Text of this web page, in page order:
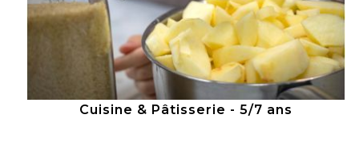
Cuisine & Pâtisserie - 5/7 ans